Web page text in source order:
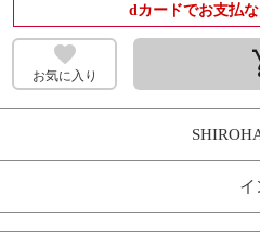
dカードでお支払
お気に入り
イ